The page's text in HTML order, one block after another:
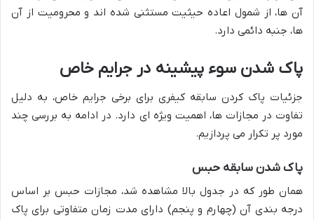
آن ها، از شمول اعاده حیثیت مستثنی شده اند و محرومیت از آن
ها، جنبه دائمی دارد.
پاک شدن سوء پیشینه در جرایم خاص
جزئیات پاک کردن سابقه کیفری برای برخی جرایم خاص، به دلیل
تفاوت در مجازات ها، اهمیت ویژه ای دارد. در ادامه به بررسی چند
مورد پر تکرار می پردازیم.
پاک شدن سابقه حبس
همان طور که در جدول بالا مشاهده شد، مجازات حبس بر اساس
درجه بندی آن (چهارم و پنجم) دارای مدت زمان متفاوتی برای پاک